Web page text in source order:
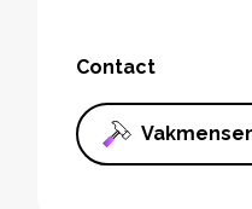
Contact